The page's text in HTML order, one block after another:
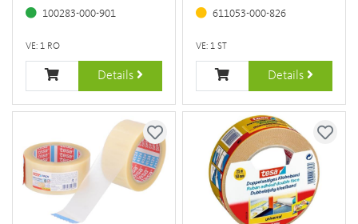
100283-000-901
VE: 1 RO
Details
611053-000-826
VE: 1 ST
Details